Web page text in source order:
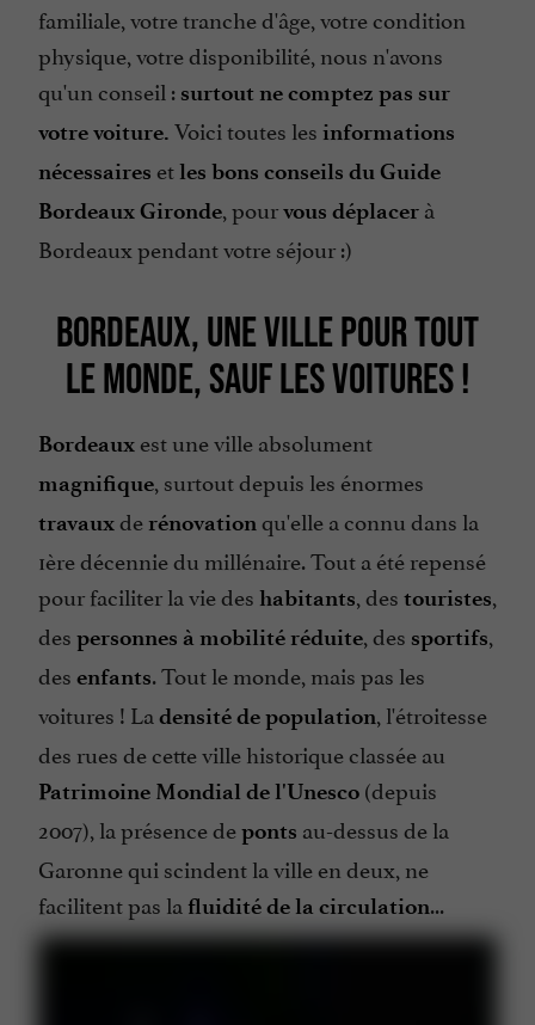
familiale, votre tranche d'âge, votre condition
physique, votre disponibilité, nous n'avons
qu'un conseil : surtout ne comptez pas sur
votre voiture. Voici toutes les informations
nécessaires etles bons conseils du Guide
Bordeaux Gironde, pourvous déplacer à
Bordeaux pendant votre séjour :)
BORDEAUX, UNE VILLE POUR TOUT
LE MONDE, SAUF LES VOITURES !
Bordeaux est une ville absolument
magnifique, surtout depuis les énormes
travauxde rénovationqu'elle a connu dans la
1ère décennie du millénaire. Tout a été repensé
pour faciliter la vie des habitants, des touristes,
des personnes à mobilité réduite, des sportifs,
des enfants. Tout le monde, mais pas les
voitures ! La densité de population, l'étroitesse
des rues de cette ville historique classée au
Patrimoine Mondial de l'Unesco (depuis
2007), la présence deponts au-dessus de la
Garonne qui scindent la ville en deux, ne
facilitent pas la fluidité de la circulation...